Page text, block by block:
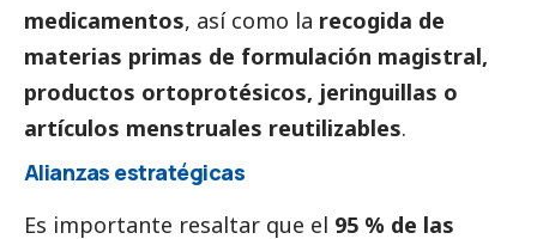
medicamentos, así como la recogida de
materias primas de formulación magistral,
productos ortoprotésicos, jeringuillas o
artículos menstruales reutilizables.
Alianzas estratégicas
Es importante resaltar que el 95 % de las